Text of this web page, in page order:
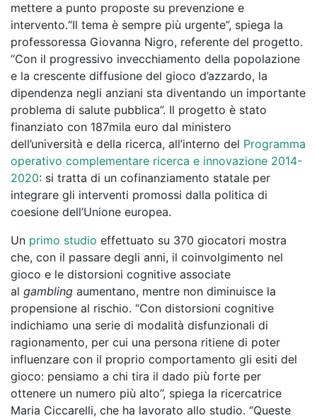
mettere a punto proposte su prevenzione e
intervento.“Il tema è sempre più urgente”, spiega la
professoressa Giovanna Nigro, referente del progetto.
“Con il progressivo invecchiamento della popolazione
e la crescente diffusione del gioco d’azzardo, la
dipendenza negli anziani sta diventando un importante
problema di salute pubblica”. Il progetto è stato
finanziato con 187mila euro dal ministero
dell’università e della ricerca, all’interno del Programma
operativo complementare ricerca e innovazione 2014-
2020: si tratta di un cofinanziamento statale per
integrare gli interventi promossi dalla politica di
coesione dell’Unione europea.
Un primo studio effettuato su 370 giocatori mostra
che, con il passare degli anni, il coinvolgimento nel
gioco e le distorsioni cognitive associate
al gambling aumentano, mentre non diminuisce la
propensione al rischio. “Con distorsioni cognitive
indichiamo una serie di modalità disfunzionali di
ragionamento, per cui una persona ritiene di poter
influenzare con il proprio comportamento gli esiti del
gioco: pensiamo a chi tira il dado più forte per
ottenere un numero più alto”, spiega la ricercatrice
Maria Ciccarelli, che ha lavorato allo studio. “Queste